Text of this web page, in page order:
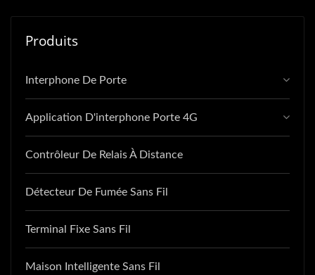
Produits
Interphone De Porte
Application D'interphone Porte 4G
Contrôleur De Relais À Distance
Détecteur De Fumée Sans Fil
Terminal Fixe Sans Fil
Maison Intelligente Sans Fil